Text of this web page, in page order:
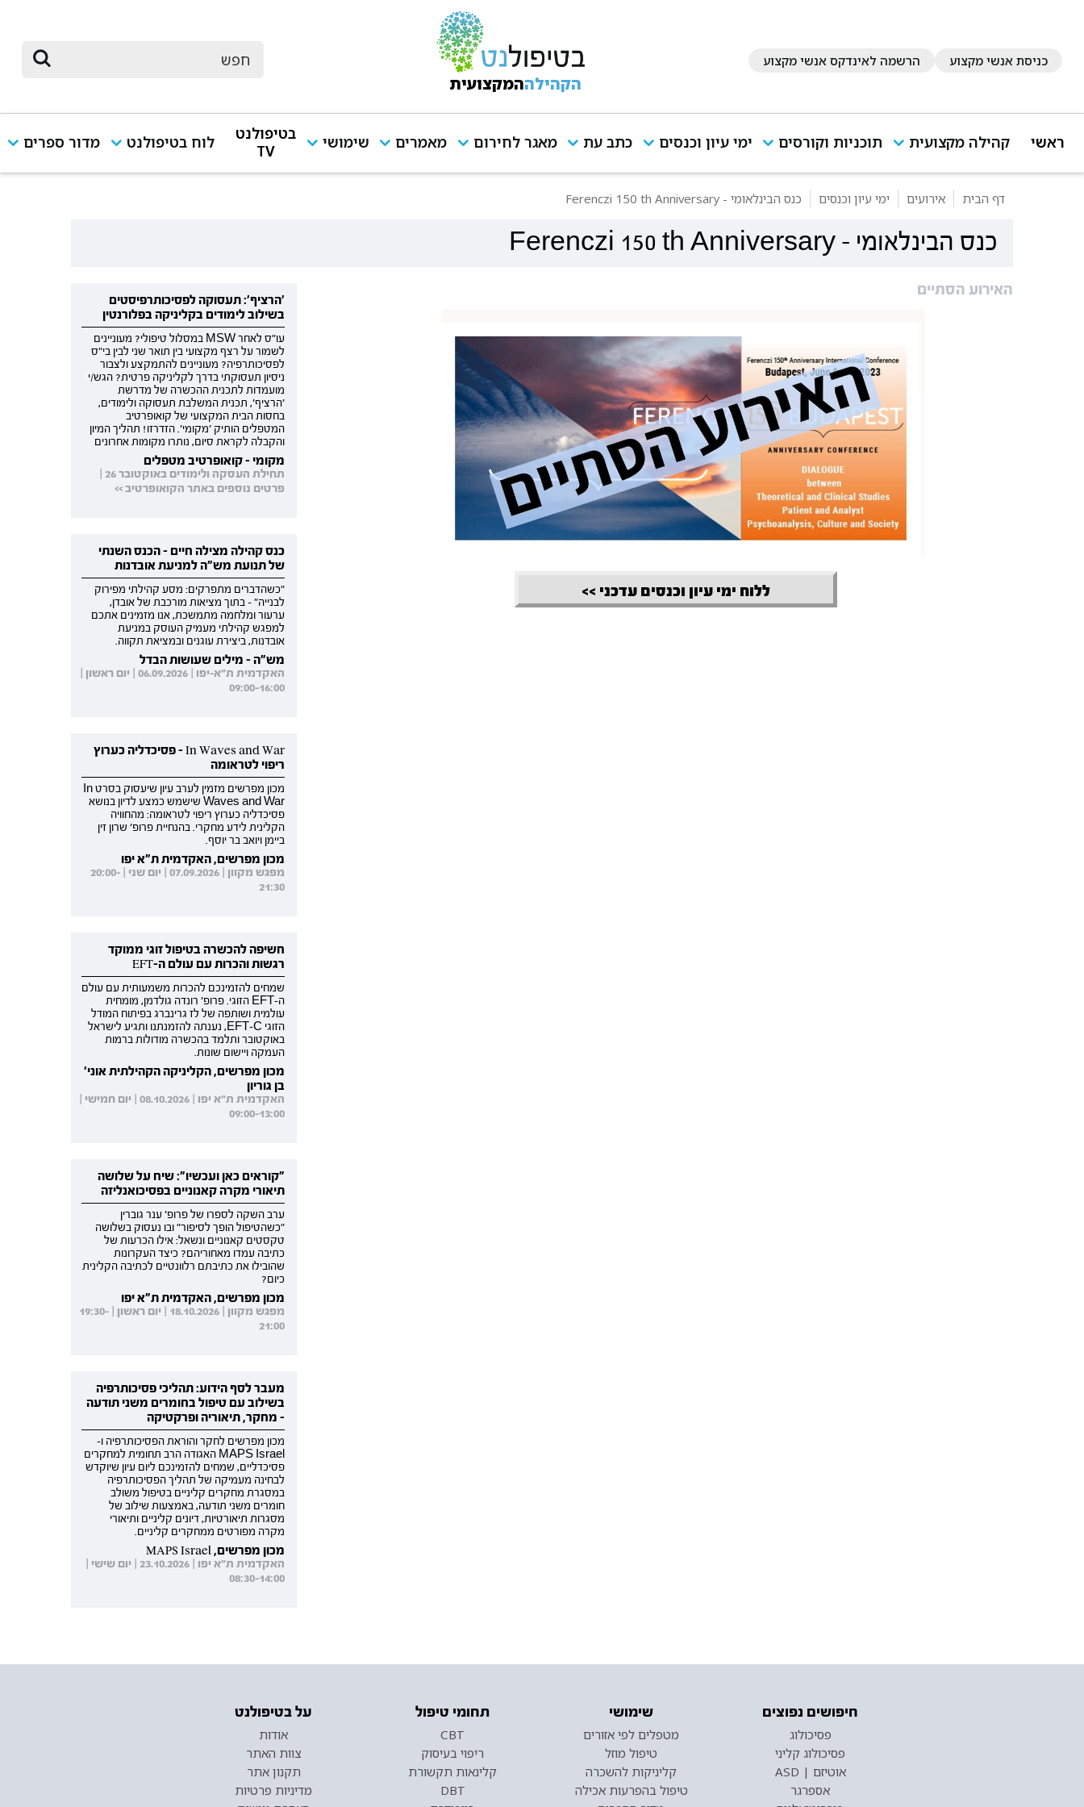
כניסת אנשי מקצוע הרשמה לאינדקס אנשי מקצוע
הקהילההמקצועית
ראשי קהילה מקצועית תוכניות וקורסים ימי עיון וכנסים כתב עת מאגר לחירום מאמרים שימושי
בטיפולנט
TV
לוח בטיפולנט מדור ספרים
דף הבית אירועים ימי עיון וכנסים כנס הבינלאומי - Ferenczi 150 th Anniversary
כנס הבינלאומי - Ferenczi 150 th Anniversary
האירוע הסתיים
ללוח ימי עיון וכנסים עדכני >>
'הרציף': תעסוקה לפסיכותרפיסטים
בשילוב לימודים בקליניקה בפלורנטין
עו"ס לאחר MSW במסלול טיפולי? מעוניינים
לשמור על רצף מקצועי בין תואר שני לבין בי"ס
לפסיכותרפיה? מעוניינים להתמקצע ולצבור
ניסיון תעסוקתי בדרך לקליניקה פרטית? הגש/י
מועמדות לתכנית ההכשרה של מדרשת
'הרציף', תכנית המשלבת תעסוקה ולימודים,
בחסות הבית המקצועי של קואופרטיב
המטפלים הותיק 'מקומי'. הזדרזו! תהליך המיון
והקבלה לקראת סיום, נותרו מקומות אחרונים
מקומי - קואופרטיב מטפלים
תחילת העסקה ולימודים באוקטובר 26 |
פרטים נוספים באתר הקואופרטיב >>
כנס קהילה מצילה חיים - הכנס השנתי
של תנועת מש"ה למניעת אובדנות
"כשהדברים מתפרקים: מסע קהילתי מפירוק
לבנייה" - בתוך מציאות מורכבת של אובדן,
ערעור ומלחמה מתמשכת, אנו מזמינים אתכם
למפגש קהילתי מעמיק העוסק במניעת
אובדנות, ביצירת עוגנים ובמציאת תקווה.
מש"ה - מילים שעושות הבדל
האקדמית ת"א-יפו | 06.09.2026 | יום ראשון |
09:00-16:00
In Waves and War - פסיכדליה כערוץ
ריפוי לטראומה
מכון מפרשים מזמין לערב עיון שיעסוק בסרט In
Waves and War שישמש כמצע לדיון בנושא
פסיכדליה כערוץ ריפוי לטראומה: מהחוויה
הקלינית לידע מחקרי. בהנחיית פרופ' שרון זין
ביימן ויואב בר יוסף.
מכון מפרשים, האקדמית ת"א יפו
מפגש מקוון | 07.09.2026 | יום שני | 20:00-
21:30
חשיפה להכשרה בטיפול זוגי ממוקד
רגשות והכרות עם עולם ה-EFT
שמחים להזמינכם להכרות משמעותית עם עולם
ה-EFT הזוגי. פרופ' רונדה גולדמן, מומחית
עולמית ושותפה של לז גרינברג בפיתוח המודל
הזוגי EFT-C, נענתה להזמנתנו ותגיע לישראל
באוקטובר ותלמד בהכשרה מודולות ברמות
העמקה ויישום שונות.
מכון מפרשים, הקליניקה הקהילתית אוני'
בן גוריון
האקדמית ת"א יפו | 08.10.2026 | יום חמישי |
09:00-13:00
"קוראים כאן ועכשיו": שיח על שלושה
תיאורי מקרה קאנוניים בפסיכואנליזה
ערב השקה לספרו של פרופ' ענר גוברין
"כשהטיפול הופך לסיפור" ובו נעסוק בשלושה
טקסטים קאנוניים ונשאל: אילו הכרעות של
כתיבה עמדו מאחוריהם? כיצד העקרונות
שהובילו את כתיבתם רלוונטיים לכתיבה הקלינית
כיום?
מכון מפרשים, האקדמית ת"א יפו
מפגש מקוון | 18.10.2026 | יום ראשון | 19:30-
21:00
מעבר לסף הידוע: תהליכי פסיכותרפיה
בשילוב עם טיפול בחומרים משני תודעה
- מחקר, תיאוריה ופרקטיקה
מכון מפרשים לחקר והוראת הפסיכותרפיה ו-
MAPS Israel האגודה הרב תחומית למחקרים
פסיכדליים, שמחים להזמינכם ליום עיון שיוקדש
לבחינה מעמיקה של תהליך הפסיכותרפיה
במסגרת מחקרים קליניים בטיפול משולב
חומרים משני תודעה, באמצעות שילוב של
מסגרות תיאורטיות, דיונים קליניים ותיאורי
מקרה מפורטים ממחקרים קליניים.
מכון מפרשים, MAPS Israel
האקדמית ת"א יפו | 23.10.2026 | יום שישי |
08:30-14:00
חיפושים נפוצים
פסיכולוג
פסיכולוג קליני
אוטיזם | ASD
אספרגר
שימושי
מטפלים לפי אזורים
טיפול מוזל
קליניקות להשכרה
טיפול בהפרעות אכילה
תחומי טיפול
CBT
ריפוי בעיסוק
קלינאות תקשורת
DBT
על בטיפולנט
אודות
צוות האתר
תקנון אתר
מדיניות פרטיות